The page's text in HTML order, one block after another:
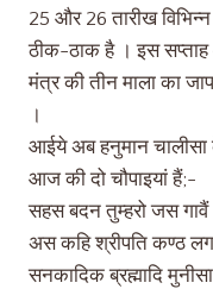
25 और 26 तारीख
ठीक-ठाक है । इस सप्ताह
मंत्र की तीन माला का
।
आईये अब हनुमान चालीसा
आज की दो चौपाइयां हैं;-
सहस बदन तुम्हरो जस
अस कहि श्रीपति कण्ठ
सनकादिक ब्रह्मादि